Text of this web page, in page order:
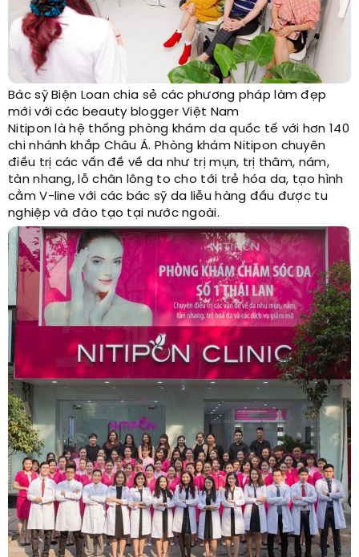
Bác sỹ Biện Loan chia sẻ các phương pháp làm đẹp
mới với các beauty blogger Việt Nam
Nitipon là hệ thống phòng khám da quốc tế với hơn 140
chi nhánh khắp Châu Á. Phòng khám Nitipon chuyên
điều trị các vấn đề về da như trị mụn, trị thâm, nám,
tàn nhang, lỗ chân lông to cho tới trẻ hóa da, tạo hình
cằm V-line với các bác sỹ da liễu hàng đầu được tu
nghiệp và đào tạo tại nước ngoài.